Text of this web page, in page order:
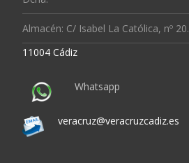
Almacén: C/ Isabel La Católica, nº 20.
11004 Cádiz
Whatsapp
veracruz@veracruzcadiz.es